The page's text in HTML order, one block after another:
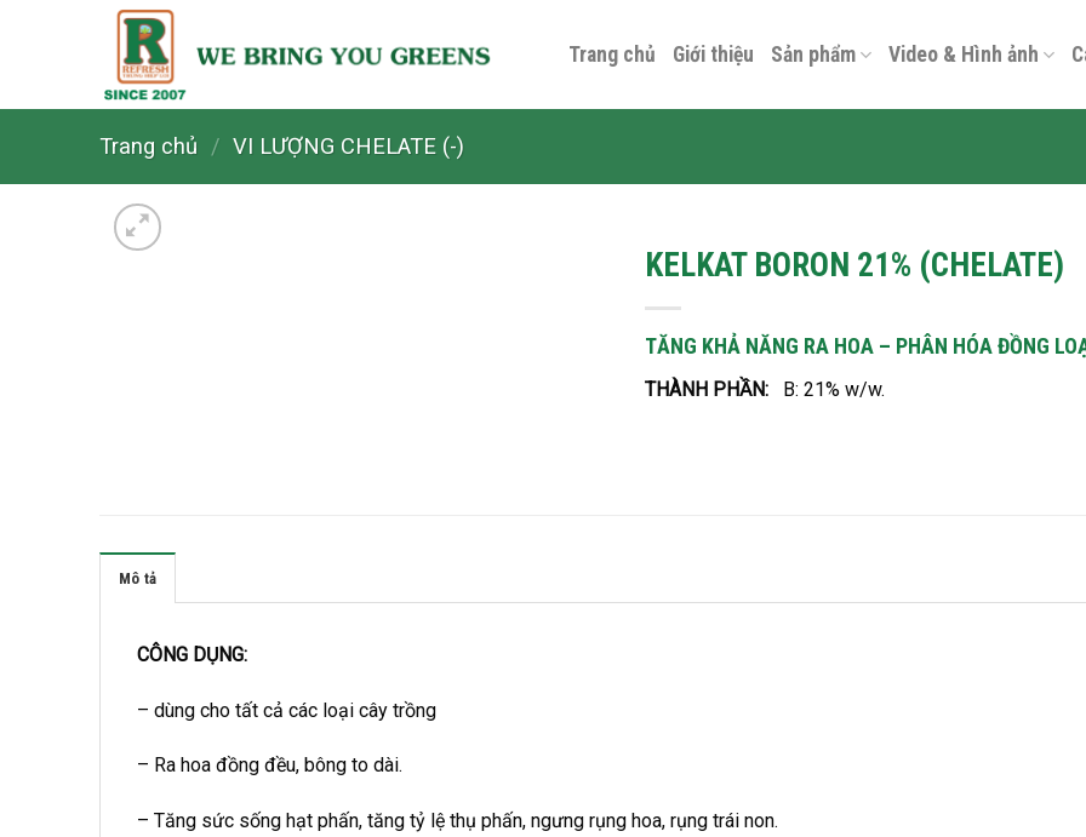
Trang chủ Giới thiệu Sản phẩm Video & Hình ảnh
Trang chủ / VI LƯỢNG CHELATE (-)
KELKAT BORON 21% (CHELATE)
TĂNG KHẢ NĂNG RA HOA – PHÂN HÓA ĐỒNG
THÀNH PHẦN:B: 21% w/w.
Mô tả
CÔNG DỤNG:
– dùng cho tất cả các loại cây trồng
– Ra hoa đồng đều, bông to dài.
– Tăng sức sống hạt phấn, tăng tỷ lệ thụ phấn, ngưng rụng hoa, rụng trái non.